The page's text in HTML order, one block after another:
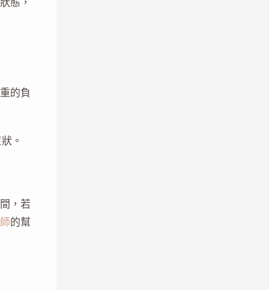
態，
的負
。
，若
的幫